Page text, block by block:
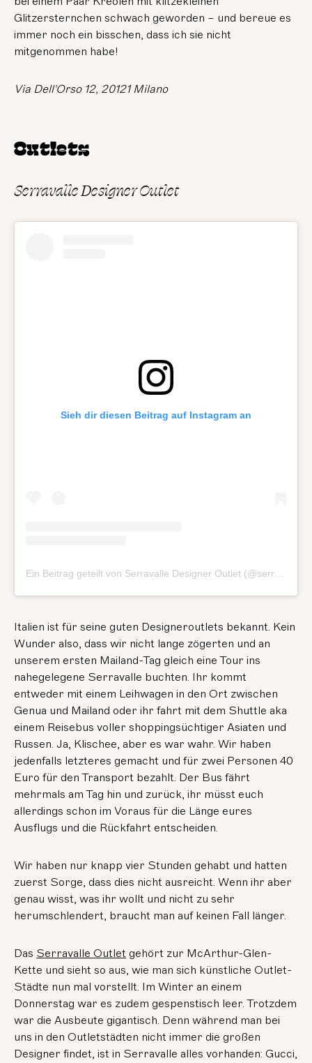
Glitzersternchen schwach geworden – und bereue es
immer noch ein bisschen, dass ich sie nicht
mitgenommen habe!
Via Dell'Orso 12, 20121 Milano
Outlets
Serravalle Designer Outlet
Sieh dir diesen Beitrag auf Instagram an
Ein Beitrag geteilt von Serravalle Designer Outlet (@serravalledesigneroutlet)
Italien ist für seine guten Designeroutlets bekannt. Kein
Wunder also, dass wir nicht lange zögerten und an
unserem ersten Mailand-Tag gleich eine Tour ins
nahegelegene Serravalle buchten. Ihr kommt
entweder mit einem Leihwagen in den Ort zwischen
Genua und Mailand oder ihr fahrt mit dem Shuttle aka
einem Reisebus voller shoppingsüchtiger Asiaten und
Russen. Ja, Klischee, aber es war wahr. Wir haben
jedenfalls letzteres gemacht und für zwei Personen 40
Euro für den Transport bezahlt. Der Bus fährt
mehrmals am Tag hin und zurück, ihr müsst euch
allerdings schon im Voraus für die Länge eures
Ausflugs und die Rückfahrt entscheiden.
Wir haben nur knapp vier Stunden gehabt und hatten
zuerst Sorge, dass dies nicht ausreicht. Wenn ihr aber
genau wisst, was ihr wollt und nicht zu sehr
herumschlendert, braucht man auf keinen Fall länger.
Das Serravalle Outlet gehört zur McArthur-Glen-
Kette und sieht so aus, wie man sich künstliche Outlet-
Städte nun mal vorstellt. Im Winter an einem
Donnerstag war es zudem gespenstisch leer. Trotzdem
war die Ausbeute gigantisch. Denn während man bei
uns in den Outletstädten nicht immer die großen
Designer findet, ist in Serravalle alles vorhanden: Gucci,